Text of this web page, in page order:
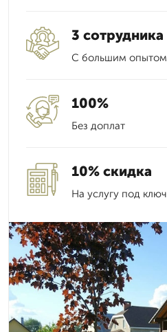
3 сотрудника
С большим опытом
100%
Без доплат
10% скидка
На услугу под ключ